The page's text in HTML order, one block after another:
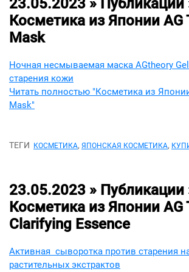
23.05.2023 » Публикации
Косметика из Японии AG
Mask
Ночная несмываемая маска AGtheory
старения кожи
Читать полностью "Косметика из
Mask"
ТЕГИ КОСМЕТИКА, ЯПОНСКАЯ КОСМЕТИКА,
23.05.2023 » Публикации
Косметика из Японии AG
Clarifying Essence
Активная сыворотка против старения
растительных экстрактов